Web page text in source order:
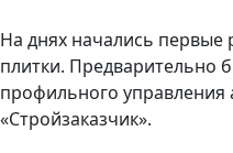
На днях начались
плитки. Предварительно
профильного
«Стройзаказчик».